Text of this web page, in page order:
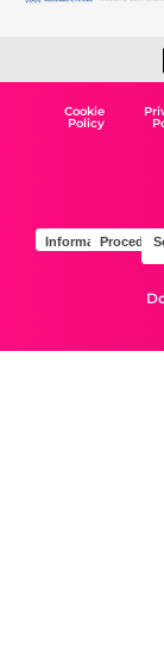
Cookie
Policy
InformativaProcedura